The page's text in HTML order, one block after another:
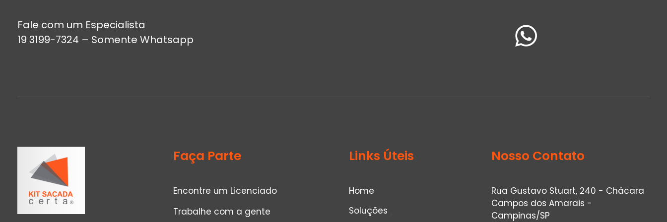
Fale com um Especialista
19 3199-7324 – Somente Whatsapp
Faça Parte
Encontre um Licenciado
Trabalhe com a gente
Links Úteis
Home
Soluções
Nosso Contato
Rua Gustavo Stuart, 240 - Chácara
Campos dos Amarais -
Campinas/SP